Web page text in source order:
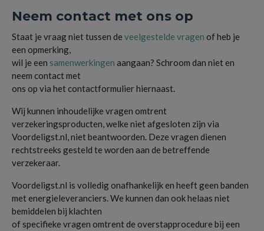
Neem contact met ons op
Staat je vraag niet tussen de veelgestelde vragen of heb je
een opmerking,
wil je een samenwerkingen aangaan? Schroom dan niet en
neem contact met
ons op via het contactformulier hiernaast.
Wij kunnen inhoudelijke vragen omtrent
verzekeringsproducten, welke niet afgesloten zijn via
Voordeligst.nl, niet beantwoorden. Deze vragen dienen
rechtstreeks gesteld te worden aan de betreffende
verzekeraar.
Voordeligst.nl is volledig onafhankelijk en heeft geen banden
met energieleveranciers. We kunnen dan ook helaas niet
bemiddelen bij klachten
of specifieke vragen omtrent de overstapprocedure bij een